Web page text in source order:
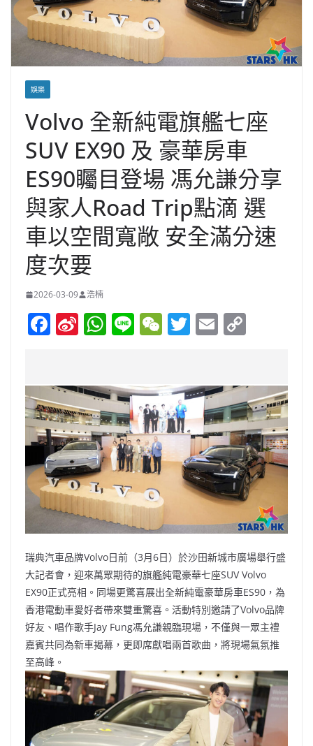
娛樂
Volvo 全新純電旗艦七座
SUV EX90 及 豪華房車
ES90矚目登場 馮允謙分享
與家人Road Trip點滴 選
車以空間寬敞 安全滿分速
度次要
2026-03-09 浩楠
F
e
b
o
o
k
Si
W
ei
b
o
W
s
A
p
p
Li W
h
at
T
er
E
l y
Li
n
k
瑞典汽車品牌Volvo日前（3月6日）於沙田新城市廣場舉行盛
大記者會，迎來萬眾期待的旗艦純電豪華七座SUV Volvo
EX90正式亮相。同場更驚喜展出全新純電豪華房車ES90，為
香港電動車愛好者帶來雙重驚喜。活動特別邀請了Volvo品牌
好友、唱作歌手Jay Fung馮允謙親臨現場，不僅與一眾主禮
嘉賓共同為新車揭幕，更即席獻唱兩首歌曲，將現場氣氛推
至高峰。